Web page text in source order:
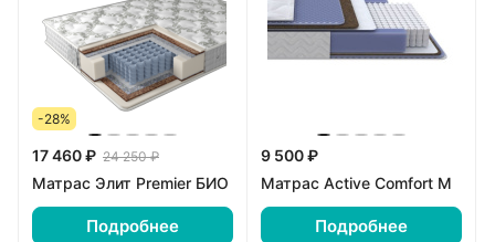
-28%
17 460 ₽ 24 250 ₽
Матрас Элит Premier БИО
Подробнее
9 500 ₽
Матрас Active Comfort M
Подробнее